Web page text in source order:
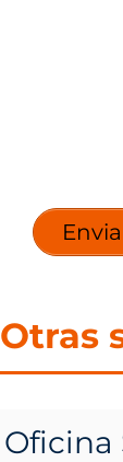
Otras
Oficina